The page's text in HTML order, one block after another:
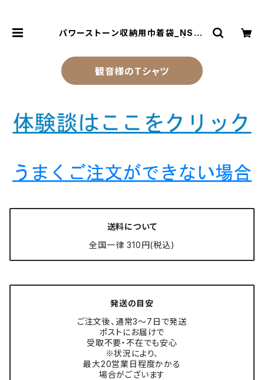
パワーストーン収納用巾着袋_NS_P
観音様のTシャツ
送料について
全国一律 310円(税込)
発送の目安
ご注文後、通常3〜7日で発送
ポストにお届けで
受取不要・不在でも安心
※状況により、
最大20営業日程度かかる
場合がございます